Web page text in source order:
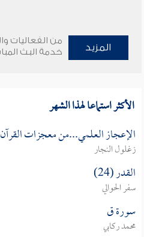
المزيد
من الفعاليات
خدمة البث
الأكثر استماعا لهذا الشهر
الإعجاز العلمي...من معجزات القرآن
زغلول النجار
القدر (24)
سفر الحوالي
سورة ق
محمد ركابي